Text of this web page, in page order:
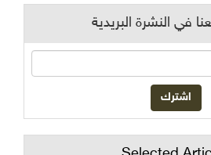
في النشرة البريدية